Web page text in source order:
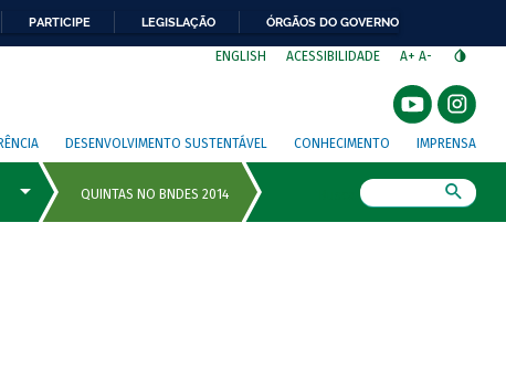
PARTICIPE LEGISLAÇÃO ÓRGÃOS DO GOVERNO
ENGLISH ACESSIBILIDADE A+ A-
DESENVOLVIMENTO SUSTENTÁVEL CONHECIMENTO IMPRENSA